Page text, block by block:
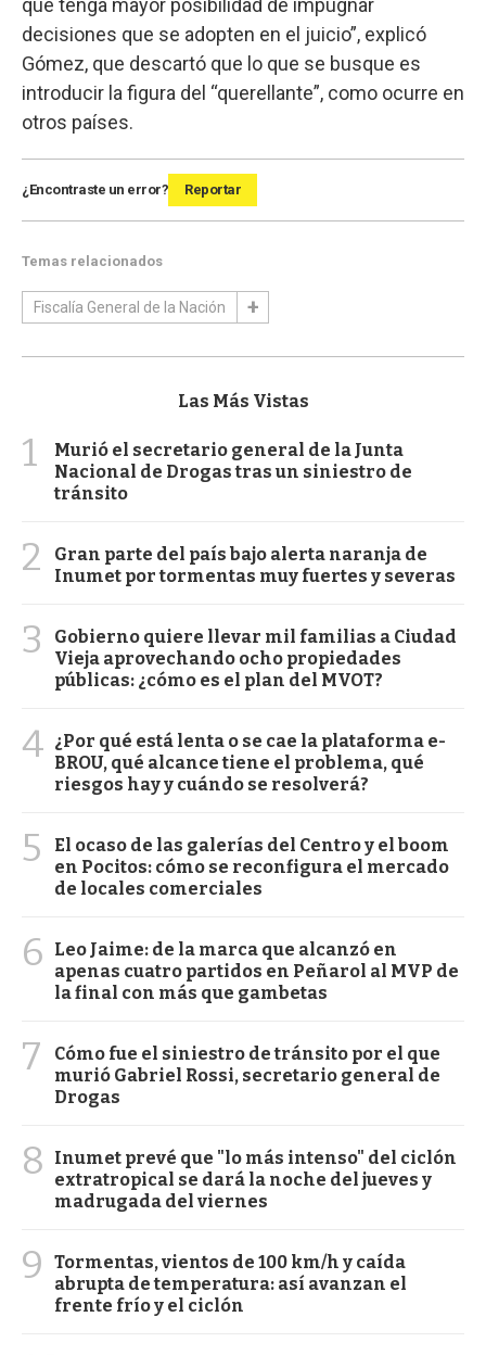
que tenga mayor posibilidad de impugnar
decisiones que se adopten en el juicio”, explicó
Gómez, que descartó que lo que se busque es
introducir la figura del “querellante”, como ocurre en
otros países.
¿Encontraste un error? Reportar
Temas relacionados
Fiscalía General de la Nación
Las Más Vistas
1
Murió el secretario general de la Junta
Nacional de Drogas tras un siniestro de
tránsito
2
Gran parte del país bajo alerta naranja de
Inumet por tormentas muy fuertes y severas
3
Gobierno quiere llevar mil familias a Ciudad
Vieja aprovechando ocho propiedades
públicas: ¿cómo es el plan del MVOT?
4 ¿Por qué está lenta o se cae la plataforma e-
BROU, qué alcance tiene el problema, qué
riesgos hay y cuándo se resolverá?
5
El ocaso de las galerías del Centro y el boom
en Pocitos: cómo se reconfigura el mercado
de locales comerciales
6
Leo Jaime: de la marca que alcanzó en
apenas cuatro partidos en Peñarol al MVP de
la final con más que gambetas
7
Cómo fue el siniestro de tránsito por el que
murió Gabriel Rossi, secretario general de
Drogas
8
Inumet prevé que "lo más intenso" del ciclón
extratropical se dará la noche del jueves y
madrugada del viernes
9
Tormentas, vientos de 100 km/h y caída
abrupta de temperatura: así avanzan el
frente frío y el ciclón